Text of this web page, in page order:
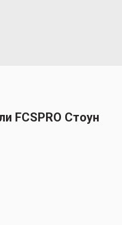
FCSPRO Стоун